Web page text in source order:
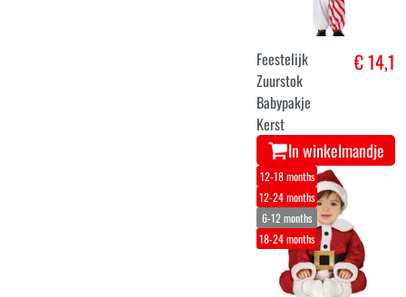
Feestelijk
Zuurstok
Babypakje
Kerst
€ 14,1
In winkelmandje
12-18 months
12-24 months
6-12 months
18-24 months